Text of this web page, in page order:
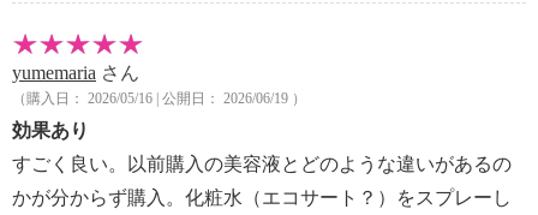
yumemaria さん
（購入日： 2026/05/16 | 公開日： 2026/06/19 ）
効果あり
すごく良い。以前購入の美容液とどのような違いがあるの
かが分からず購入。化粧水（エコサート？）をスプレーし